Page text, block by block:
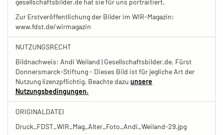
gesellschaftsbilder.de hat sie für uns portraitiert.
Zur Erstveröffentlichung der Bilder im WIR-Magazin:
www.fdst.de/wirmagazin
NUTZUNGSRECHT
Bildnachweis: Andi Weiland | Gesellschaftsbilder.de, Fürst
Donnersmarck-Stiftung - Dieses Bild ist für jegliche Art der
Nutzung lizenzpflichtig. Beachte dazu unsere
Nutzungsbedingungen.
ORIGINALDATEI
Druck_FDST_WIR_Mag_Alter_Foto_Andi_Weiland-29.jpg